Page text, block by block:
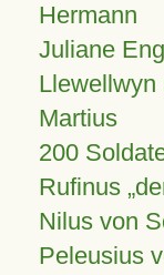
Hermann
Juliane
Llewellwyn
Martius
200
Rufinus
Nilus von
Peleusius